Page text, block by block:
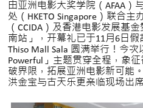
由亚洲电影大奖学院（AFAA）
处（HKETO Singapore）联合
（CCIDA）及香港电影发展基
南站」，开幕礼已于11月6日假
Thiso Mall Sala 圆满举行！今次
Powerful」主题贯穿全程，象
破界限，拓展亚洲电影新可能
洪金宝与古天乐更亲临现场出